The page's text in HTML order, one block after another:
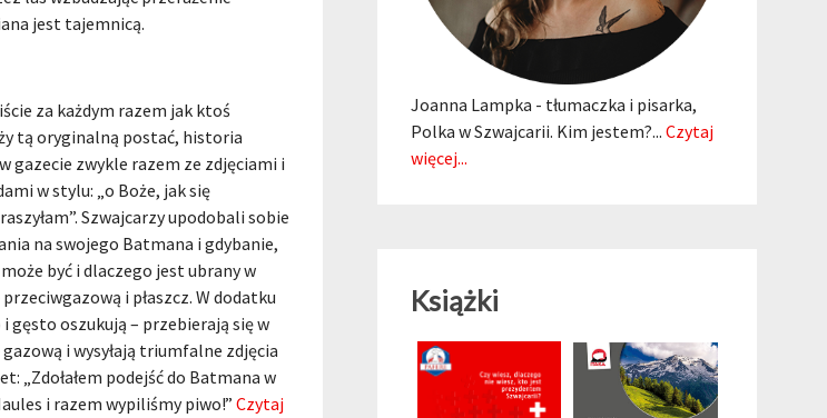
jest tajemnicą.
za każdym razem jak ktoś
tą oryginalną postać, historia
gazecie zwykle razem ze zdjęciami i
w stylu: „o Boże, jak się
Szwajcarzy upodobali sobie
na swojego Batmana i gdybanie,
być i dlaczego jest ubrany w
i płaszcz. W dodatku
gęsto oszukują – przebierają się w
i wysyłają triumfalne zdjęcia
„Zdołałem podejść do Batmana w
i razem wypiliśmy piwo!” Czytaj
Joanna Lampka - tłumaczka i pisarka,
Polka w Szwajcarii. Kim jestem?... Czytaj
więcej...
Książki